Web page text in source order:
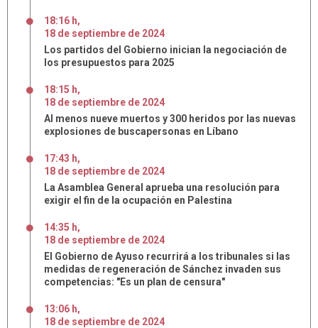
18:16 h,
18 de septiembre de 2024
Los partidos del Gobierno inician la negociación de
los presupuestos para 2025
18:15 h,
18 de septiembre de 2024
Al menos nueve muertos y 300 heridos por las nuevas
explosiones de buscapersonas en Líbano
17:43 h,
18 de septiembre de 2024
La Asamblea General aprueba una resolución para
exigir el fin de la ocupación en Palestina
14:35 h,
18 de septiembre de 2024
El Gobierno de Ayuso recurrirá a los tribunales si las
medidas de regeneración de Sánchez invaden sus
competencias: "Es un plan de censura"
13:06 h,
18 de septiembre de 2024